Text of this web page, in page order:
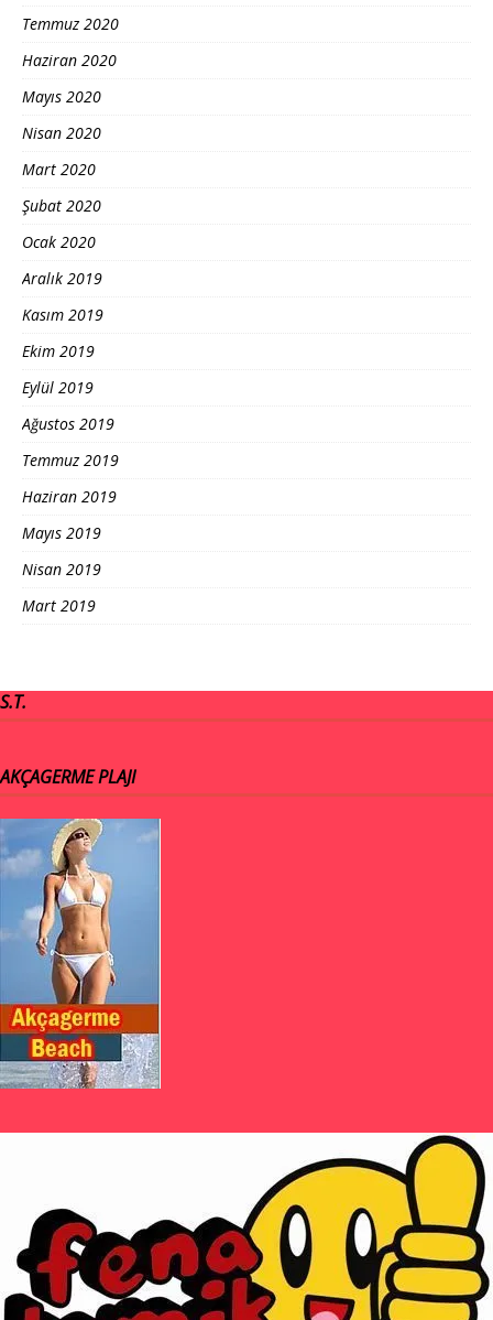
Temmuz 2020
Haziran 2020
Mayıs 2020
Nisan 2020
Mart 2020
Şubat 2020
Ocak 2020
Aralık 2019
Kasım 2019
Ekim 2019
Eylül 2019
Ağustos 2019
Temmuz 2019
Haziran 2019
Mayıs 2019
Nisan 2019
Mart 2019
S.T.
AKÇAGERME PLAJI